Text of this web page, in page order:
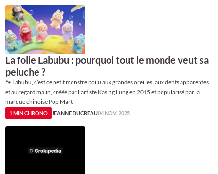
La folie Labubu : pourquoi tout le monde veut sa
peluche ?
🐾 Labubu, c’est ce petit monstre poilu aux grandes oreilles, aux dents apparentes
et au regard malin, créée par l’artiste Kasing Lung en 2015 et popularisé par la
marque chinoise Pop Mart.
1 MIN CHRONO JEANNE DUCREAU04 NOV. 2025